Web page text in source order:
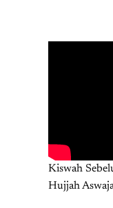
Kiswah
Hujjah